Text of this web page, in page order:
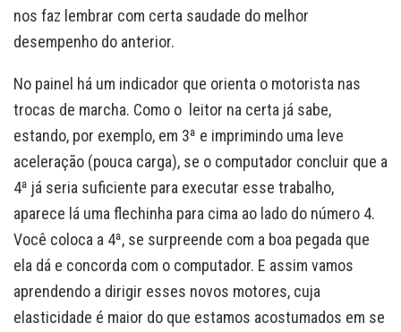
nos faz lembrar com certa saudade do melhor
desempenho do anterior.
No painel há um indicador que orienta o motorista nas
trocas de marcha. Como o leitor na certa já sabe,
estando, por exemplo, em 3ª e imprimindo uma leve
aceleração (pouca carga), se o computador concluir que a
4ª já seria suficiente para executar esse trabalho,
aparece lá uma flechinha para cima ao lado do número 4.
Você coloca a 4ª, se surpreende com a boa pegada que
ela dá e concorda com o computador. E assim vamos
aprendendo a dirigir esses novos motores, cuja
elasticidade é maior do que estamos acostumados em se